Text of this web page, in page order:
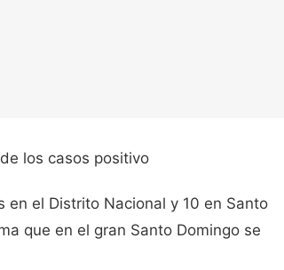
los casos positivo
en el Distrito Nacional y 10 en Santo
que en el gran Santo Domingo se